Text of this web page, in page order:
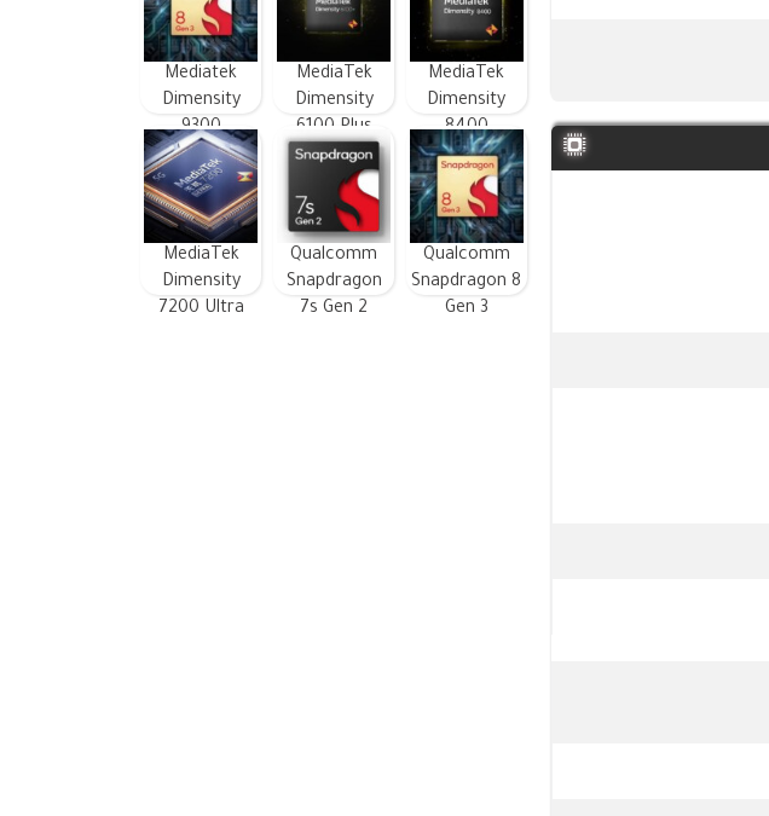
MediaTek
Dimensity
8400
MediaTek
Dimensity
6100 Plus
Mediatek
Dimensity
9300
Qualcomm
Snapdragon 8
Gen 3
Qualcomm
Snapdragon
7s Gen 2
MediaTek
Dimensity
7200 Ultra